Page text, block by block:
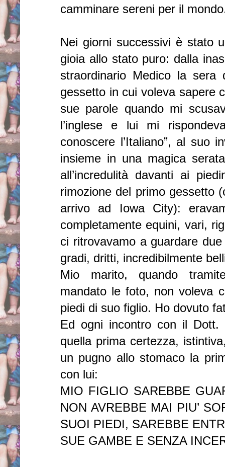
camminare sereni per il
Nei giorni successivi è stato
gioia allo stato puro: dalla
straordinario Medico la sera
gessetto in cui voleva sapere
sue parole quando mi
l’inglese e lui mi
conoscere l’Italiano”, al suo
insieme in una magica
all’incredulità davanti ai
rimozione del primo gessetto
arrivo ad Iowa City):
completamente equini, vari,
ci ritrovavamo a guardare
gradi, dritti, incredibilmente
Mio marito, quando
mandato le foto, non voleva
piedi di suo figlio. Ho dovuto
Ed ogni incontro con il Dott.
quella prima certezza,
un pugno allo stomaco la
con lui:
MIO FIGLIO SAREBBE
NON AVREBBE MAI PIU’
SUOI PIEDI, SAREBBE
SUE GAMBE E SENZA